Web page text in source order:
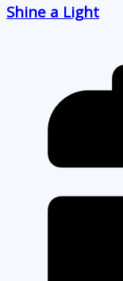
Shine a Light